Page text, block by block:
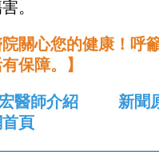
。
院關心您的健康！呼
保障。】
醫師介紹 新聞
頁